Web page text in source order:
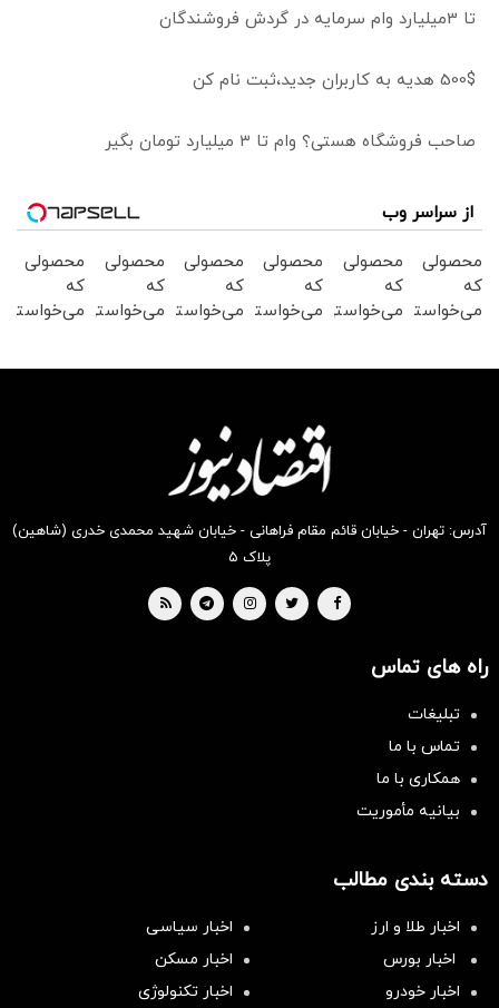
تا 3میلیارد وام سرمایه در گردش فروشندگان
500$ هدیه به کاربران جدید،ثبت نام کن
صاحب فروشگاه هستی؟ وام تا ۳ میلیارد تومان بگیر
از سراسر وب
محصولی
که
می‌خواستی
محصولی
که
می‌خواستی
محصولی
که
می‌خواستی
بخر !
محصولی
که
می‌خواستی
بخر !
محصولی
که
می‌خواستی
محصولی
که
می‌خواستی
آدرس: تهران - خیابان قائم مقام فراهانی - خیابان شهید محمدی خدری (شاهین)
پلاک ۵
راه های تماس
تبلیغات
تماس با ما
همکاری با ما
بیانیه مأموریت
دسته بندی مطالب
اخبار طلا و ارز
اخبار سیاسی
اخبار بورس
اخبار مسکن
اخبار خودرو
اخبار تکنولوژی